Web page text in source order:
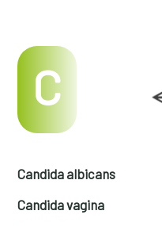
C
Candida albicans
Candida vagina